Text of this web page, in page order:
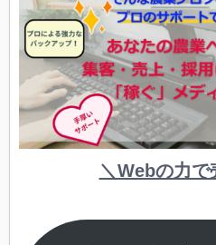
＼Webの力で